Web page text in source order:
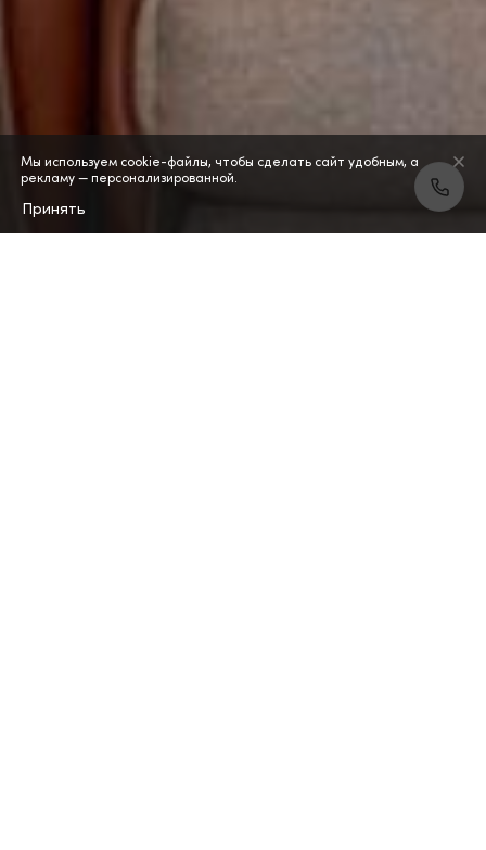
Мы используем cookie-файлы, чтобы сделать сайт удобным, а
рекламу — персонализированной.
Принять